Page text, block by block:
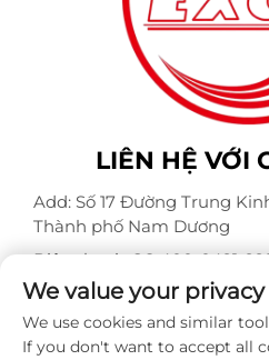
LIÊN HỆ VỚI
Add: Số 17 Đường Trung
Thành phố Nam Dương
Điện thoại:+86-400-0491-
Email:[email protected]
We value your privacy
We use cookies and similar
If you don't want to accept all